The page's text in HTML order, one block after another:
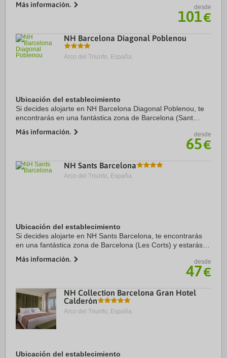
de Plaza de Catalunya. Además, ...
Más información. desde
101€
NH Barcelona Diagonal Poblenou
Arco del Triunfo, España.
Ubicación del establecimiento
Si decides alojarte en NH Barcelona Diagonal Poblenou, te
encontrarás en una fantástica zona de Barcelona (Sant
Sagrada Familia y Plaza de Catalunya. ...
Más información. desde
65€
NH Sants Barcelona
Arco del Triunfo, España.
Ubicación del establecimiento
Si decides alojarte en NH Sants Barcelona, te encontrarás
en una fantástica zona de Barcelona (Les Corts) y estarás a
Paseo de Gracia. Además, este ...
Más información. desde
47€
NH Collection Barcelona Gran Hotel
Calderón
Arco del Triunfo, España.
Ubicación del establecimiento